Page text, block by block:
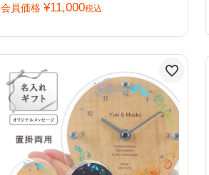
会員価格 ¥11,000税込